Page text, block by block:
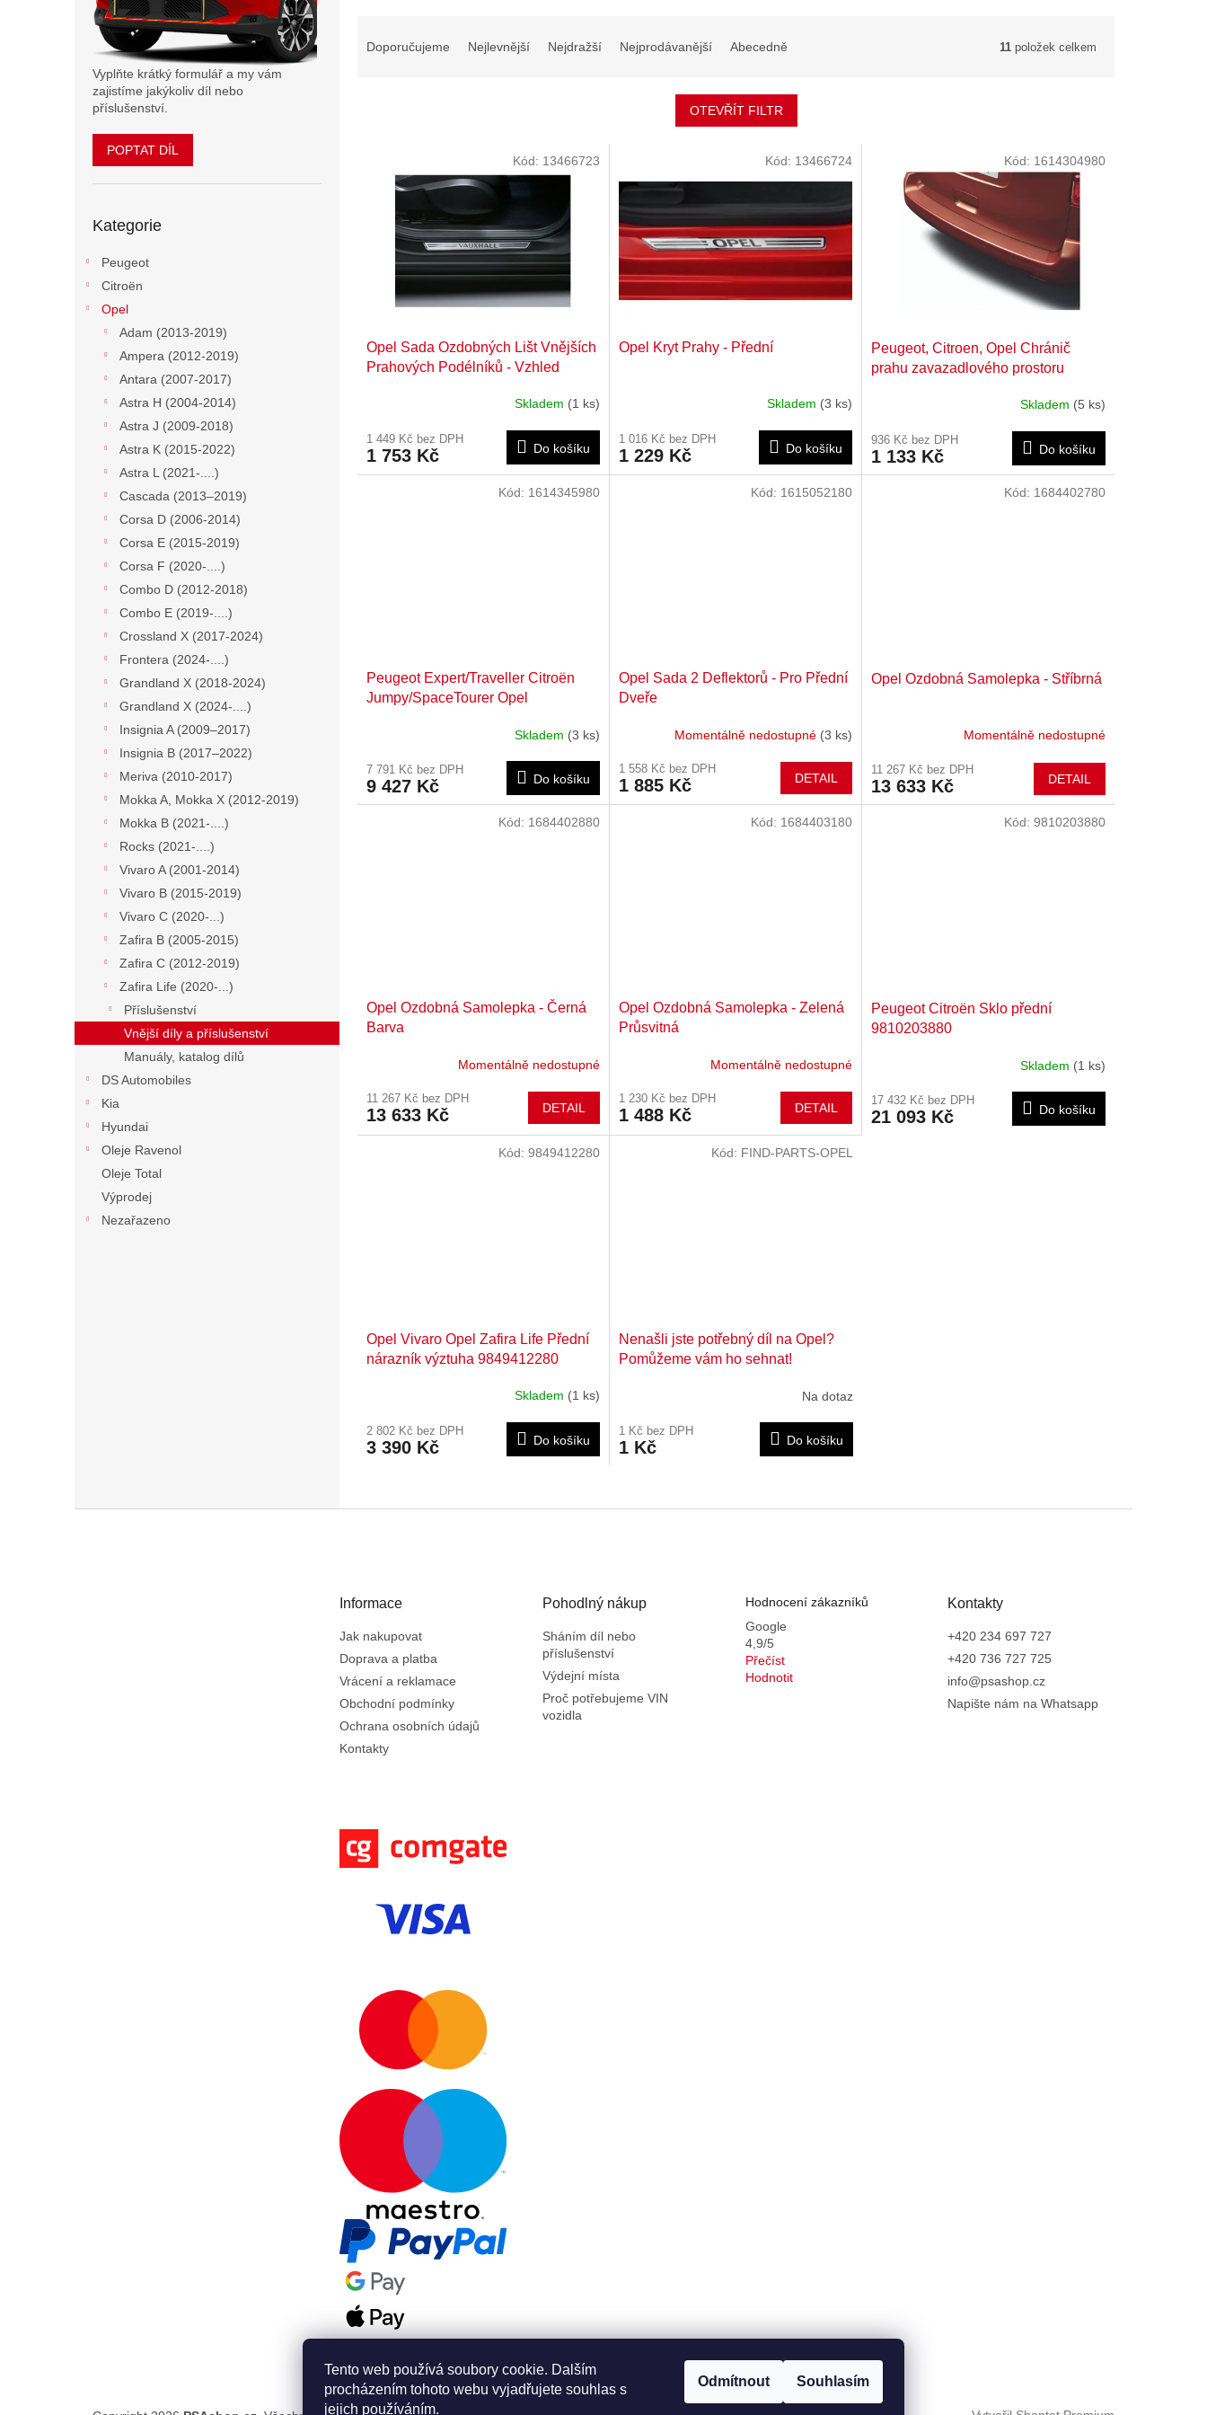
Tento web používá soubory cookie. Dalším
procházením tohoto webu vyjadřujete souhlas s
jejich používáním.
Odmítnout Souhlasím
Vyplňte krátký formulář a my vám
zajistíme jakýkoliv díl nebo
příslušenství.
POPTAT DÍL
kategorie
Kategorie
Peugeot
Citroën
Opel
Adam (2013-2019)
Ampera (2012-2019)
Antara (2007-2017)
Astra H (2004-2014)
Astra J (2009-2018)
Astra K (2015-2022)
Astra L (2021-....)
Cascada (2013–2019)
Corsa D (2006-2014)
Corsa E (2015-2019)
Corsa F (2020-....)
Combo D (2012-2018)
Combo E (2019-....)
Crossland X (2017-2024)
Frontera (2024-....)
Grandland X (2018-2024)
Grandland X (2024-....)
Insignia A (2009–2017)
Insignia B (2017–2022)
Meriva (2010-2017)
Mokka A, Mokka X (2012-2019)
Mokka B (2021-....)
Rocks (2021-....)
Vivaro A (2001-2014)
Vivaro B (2015-2019)
Vivaro C (2020-...)
Zafira B (2005-2015)
Zafira C (2012-2019)
Zafira Life (2020-...)
Příslušenství
Vnější díly a příslušenství
Manuály, katalog dílů
DS Automobiles
Kia
Hyundai
Oleje Ravenol
Oleje Total
Výprodej
Nezařazeno
Doporučujeme Nejlevnější Nejdražší Nejprodávanější Abecedně 11 položek celkem
OTEVŘÍT FILTR
Opel Sada Ozdobných Lišt Vnějších
Prahových Podélníků - Vzhled
Skladem (1 ks)
1 449 Kč bez DPH
1 753 Kč Do košíku
Kód: 13466723
Opel Kryt Prahy - Přední
Skladem (3 ks)
1 016 Kč bez DPH
1 229 Kč Do košíku
Kód: 13466724
Peugeot, Citroen, Opel Chránič
prahu zavazadlového prostoru
Skladem (5 ks)
936 Kč bez DPH
1 133 Kč Do košíku
Kód: 1614304980
Peugeot Expert/Traveller Citroën
Jumpy/SpaceTourer Opel
Skladem (3 ks)
7 791 Kč bez DPH
9 427 Kč Do košíku
Kód: 1614345980
Opel Sada 2 Deflektorů - Pro Přední
Dveře
Momentálně nedostupné (3 ks)
1 558 Kč bez DPH
1 885 Kč DETAIL
Kód: 1615052180
Opel Ozdobná Samolepka - Stříbrná
Momentálně nedostupné
11 267 Kč bez DPH
13 633 Kč DETAIL
Kód: 1684402780
Opel Ozdobná Samolepka - Černá
Barva
Momentálně nedostupné
11 267 Kč bez DPH
13 633 Kč DETAIL
Kód: 1684402880
Opel Ozdobná Samolepka - Zelená
Průsvitná
Momentálně nedostupné
1 230 Kč bez DPH
1 488 Kč DETAIL
Kód: 1684403180
Peugeot Citroën Sklo přední
9810203880
Skladem (1 ks)
17 432 Kč bez DPH
21 093 Kč Do košíku
Kód: 9810203880
Opel Vivaro Opel Zafira Life Přední
nárazník výztuha 9849412280
Skladem (1 ks)
2 802 Kč bez DPH
3 390 Kč Do košíku
Kód: 9849412280
Nenašli jste potřebný díl na Opel?
Pomůžeme vám ho sehnat!
Na dotaz
1 Kč bez DPH
1 Kč Do košíku
Kód: FIND-PARTS-OPEL
v
Informace
Jak nakupovat
Doprava a platba
Vrácení a reklamace
Obchodní podmínky
Ochrana osobních údajů
Kontakty
Pohodlný nákup
Sháním díl nebo
příslušenství
Výdejní místa
Proč potřebujeme VIN
vozidla
Hodnocení zákazníků
Google
4,9/5
Přečíst
Hodnotit
Kontakty
+420 234 697 727
+420 736 727 725
info@psashop.cz
Napište nám na Whatsapp